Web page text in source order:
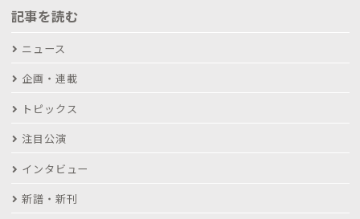
記事を読む
ニュース
企画・連載
トピックス
注目公演
インタビュー
新譜・新刊